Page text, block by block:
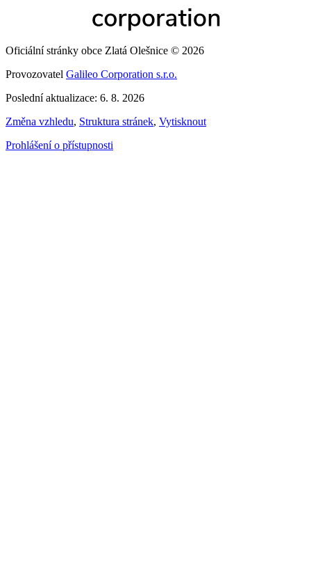
Oficiální stránky obce Zlatá Olešnice © 2026
Provozovatel Galileo Corporation s.r.o.
Poslední aktualizace: 6. 8. 2026
Změna vzhledu, Struktura stránek, Vytisknout
Prohlášení o přístupnosti